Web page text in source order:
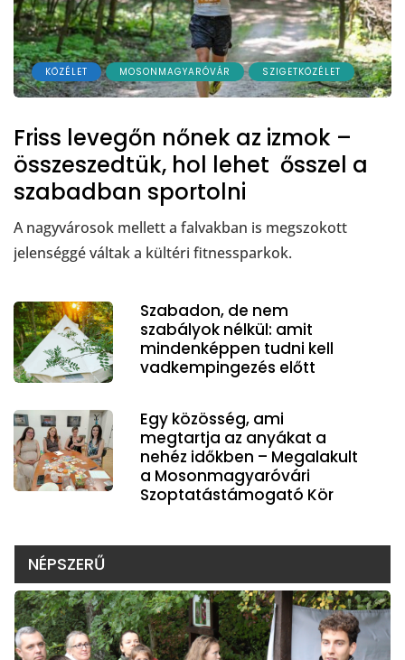
KÖZÉLET MOSONMAGYARÓVÁR SZIGETKÖZÉLET
Friss levegőn nőnek az izmok –
összeszedtük, hol lehet ősszel a
szabadban sportolni
A nagyvárosok mellett a falvakban is megszokott
jelenséggé váltak a kültéri fitnessparkok.
Szabadon, de nem
szabályok nélkül: amit
mindenképpen tudni kell
vadkempingezés előtt
Egy közösség, ami
megtartja az anyákat a
nehéz időkben – Megalakult
a Mosonmagyaróvári
Szoptatástámogató Kör
NÉPSZERŰ